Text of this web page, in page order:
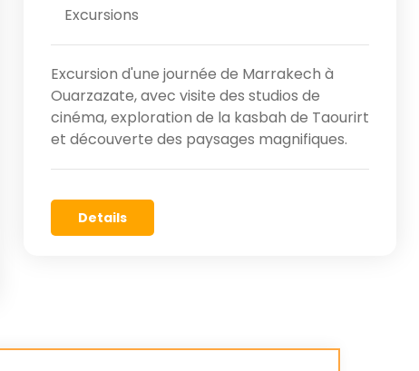
Excursions
Excursion d'une journée de Marrakech à
Ouarzazate, avec visite des studios de
cinéma, exploration de la kasbah de Taourirt
et découverte des paysages magnifiques.
Details